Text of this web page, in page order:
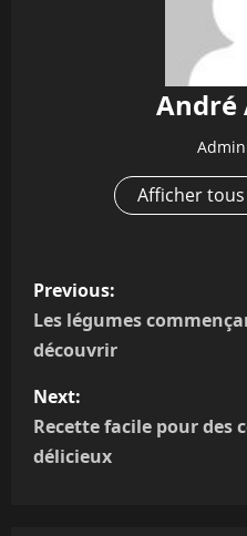
André
Afficher tous
P
o
t
n
Previous:
Les légumes
découvrir
Next:
Recette facile pour des
délicieux